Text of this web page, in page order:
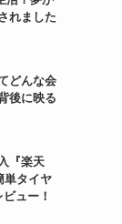
れました
どんな会
後に映る
『楽天
単タイヤ
ュー！